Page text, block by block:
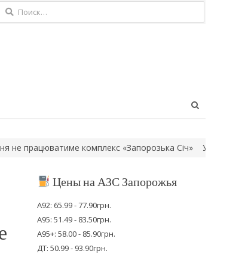
Найти:
комплекс «Запорозька Січ» Удар по
Цены на АЗС Запорожья
А92: 65.99 - 77.90грн.
А95: 51.49 - 83.50грн.
А95+: 58.00 - 85.90грн.
ДТ: 50.99 - 93.90грн.